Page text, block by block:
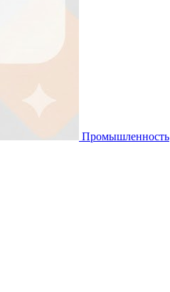
Промышленность